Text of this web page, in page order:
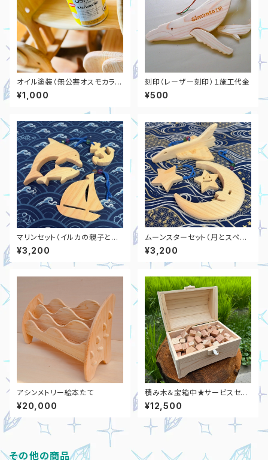
オイル塗装（無公害オスモカラ
ー）１施工代金
¥1,000
刻印（レーザー刻印）１施工代金
¥500
マリンセット（イルカの親子とヨ
ットと碇の3点セット）
¥3,200
ムーンスターセット（月とスペー
ス飛行機と星の3点セット）
¥3,200
アシンメトリー絵本たて
¥20,000
積み木＆宝箱中★サービスセッ
ト（幅30cm奥行18cm高さ21c
m）
¥12,500
その他の商品